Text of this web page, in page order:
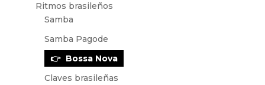
Ritmos brasileños
Samba
Samba Pagode
Bossa Nova
Claves brasileñas